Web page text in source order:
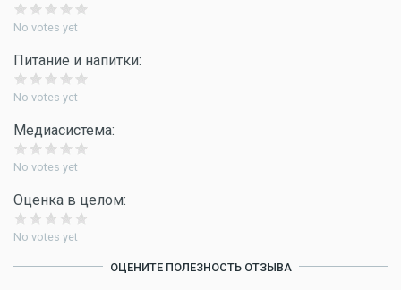
No votes yet
Питание и напитки:
No votes yet
Медиасистема:
No votes yet
Оценка в целом:
No votes yet
ОЦЕНИТЕ ПОЛЕЗНОСТЬ ОТЗЫВА